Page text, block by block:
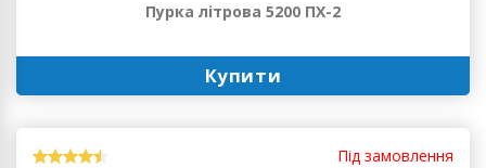
Пурка літрова 5200 ПХ-2
Купити
Під замовлення